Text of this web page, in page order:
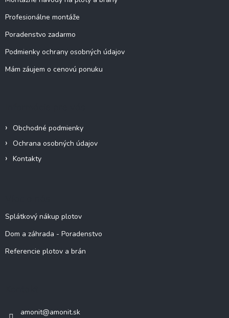
p
v
Profesionálne montáže
Poradenstvo zadarmo
Podmienky ochrany osobných údajov
Mám záujem o cenovú ponuku
Obchodné podmienky
Ochrana osobných údajov
Kontakty
Splátkový nákup plotov
Dom a záhrada - Poradenstvo
Referencie plotov a brán
amonit@amonit.sk